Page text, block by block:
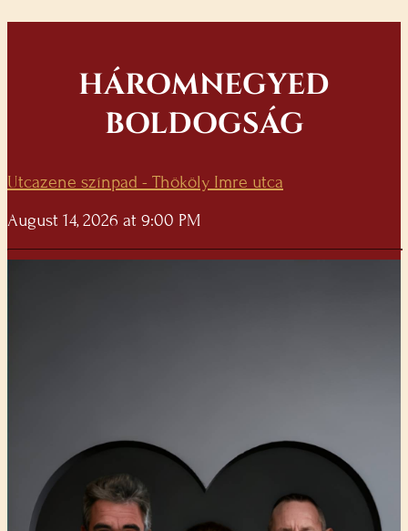
HÁROMNEGYED
BOLDOGSÁG
Utcazene színpad - Thököly Imre utca
August 14, 2026 at 9:00 PM